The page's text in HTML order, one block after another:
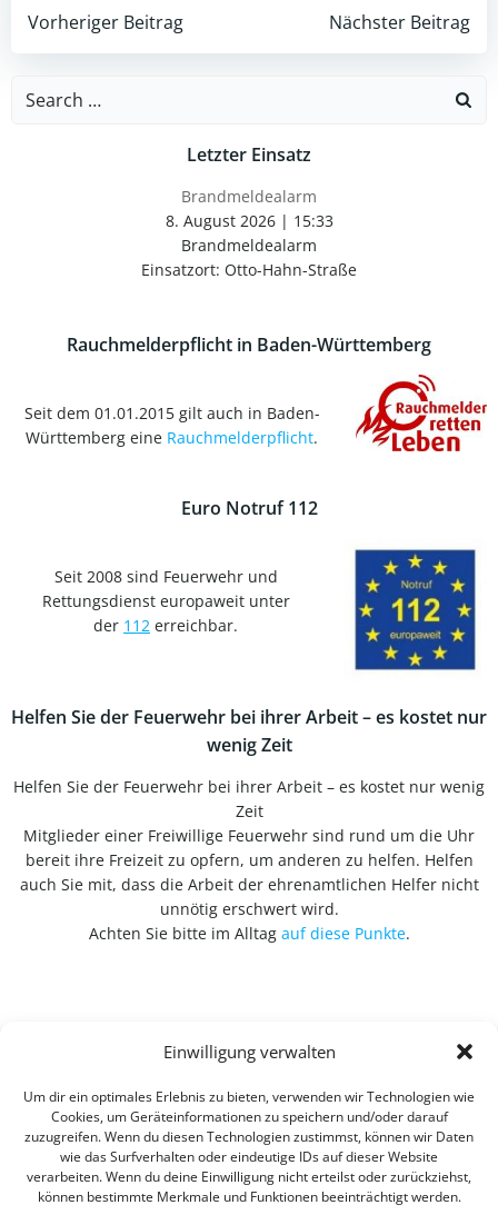
Einwilligung verwalten
Um dir ein optimales Erlebnis zu bieten, verwenden wir Technologien wie
Cookies, um Geräteinformationen zu speichern und/oder darauf
zuzugreifen. Wenn du diesen Technologien zustimmst, können wir Daten
wie das Surfverhalten oder eindeutige IDs auf dieser Website
verarbeiten. Wenn du deine Einwilligung nicht erteilst oder zurückziehst,
können bestimmte Merkmale und Funktionen beeinträchtigt werden.
Post
navigation
Vorheriger Beitrag
Post
navigation
Nächster Beitrag
Search
Letzter Einsatz
Brandmeldealarm
8. August 2026| 15:33
Brandmeldealarm
Einsatzort: Otto-Hahn-Straße
Rauchmelderpflicht in Baden-Württemberg
Seit dem 01.01.2015 gilt auch in Baden-
Württemberg eine Rauchmelderpflicht.
Euro Notruf 112
Seit 2008 sind Feuerwehr und
Rettungsdienst europaweit unter
der 112 erreichbar.
Helfen Sie der Feuerwehr bei ihrer Arbeit – es kostet nur
wenig Zeit
Helfen Sie der Feuerwehr bei ihrer Arbeit – es kostet nur wenig
Zeit
Mitglieder einer Freiwillige Feuerwehr sind rund um die Uhr
bereit ihre Freizeit zu opfern, um anderen zu helfen. Helfen
auch Sie mit, dass die Arbeit der ehrenamtlichen Helfer nicht
unnötig erschwert wird.
Achten Sie bitte im Alltag auf diese Punkte.